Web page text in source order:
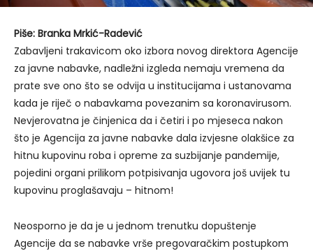
Piše: Branka Mrkić-Radević
Zabavljeni trakavicom oko izbora novog direktora Agencije
za javne nabavke, nadležni izgleda nemaju vremena da
prate sve ono što se odvija u institucijama i ustanovama
kada je riječ o nabavkama povezanim sa koronavirusom.
Nevjerovatna je činjenica da i četiri i po mjeseca nakon
što je Agencija za javne nabavke dala izvjesne olakšice za
hitnu kupovinu roba i opreme za suzbijanje pandemije,
pojedini organi prilikom potpisivanja ugovora još uvijek tu
kupovinu proglašavaju – hitnom!
Neosporno je da je u jednom trenutku dopuštenje
Agencije da se nabavke vrše pregovaračkim postupkom